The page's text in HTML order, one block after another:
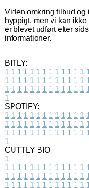
Viden omkring tilbud og
hyppigt, men vi kan
er blevet udført efter
informationer.
BITLY:
1 1 1 1 1 1 1 1 1 1 1 1 1
1 1 1 1 1 1 1 1 1 1 1 1 1
1 1 1 1 1 1 1 1 1 1 1 1 1
1
SPOTIFY:
1 1 1 1 1 1 1 1 1 1 1 1 1
1 1 1 1 1 1 1 1 1 1 1 1 1
1 1 1 1 1 1 1 1 1 1 1 1 1
1
CUTTLY BIO:
1
1 1 1 1 1 1 1 1 1 1 1 1 1
1 1 1 1 1 1 1 1 1 1 1 1 1
1 1 1 1 1 1 1 1 1 1 1 1 1